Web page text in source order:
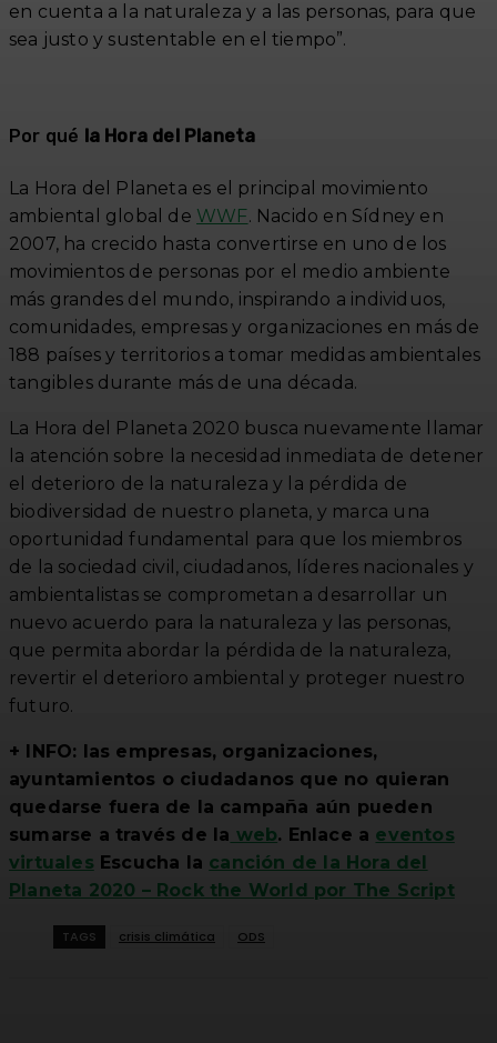
en cuenta a la naturaleza y a las personas, para que
sea justo y sustentable en el tiempo”.
Por qué la Hora del Planeta
La Hora del Planeta es el principal movimiento
ambiental global de WWF. Nacido en Sídney en
2007, ha crecido hasta convertirse en uno de los
movimientos de personas por el medio ambiente
más grandes del mundo, inspirando a individuos,
comunidades, empresas y organizaciones en más de
188 países y territorios a tomar medidas ambientales
tangibles durante más de una década.
La Hora del Planeta 2020 busca nuevamente llamar
la atención sobre la necesidad inmediata de detener
el deterioro de la naturaleza y la pérdida de
biodiversidad de nuestro planeta, y marca una
oportunidad fundamental para que los miembros
de la sociedad civil, ciudadanos, líderes nacionales y
ambientalistas se comprometan a desarrollar un
nuevo acuerdo para la naturaleza y las personas,
que permita abordar la pérdida de la naturaleza,
revertir el deterioro ambiental y proteger nuestro
futuro.
+ INFO: las empresas, organizaciones,
ayuntamientos o ciudadanos que no quieran
quedarse fuera de la campaña aún pueden
sumarse a través de la web. Enlace a eventos
virtuales Escucha la canción de la Hora del
Planeta 2020 – Rock the World por The Script
TAGS crisis climática ODS